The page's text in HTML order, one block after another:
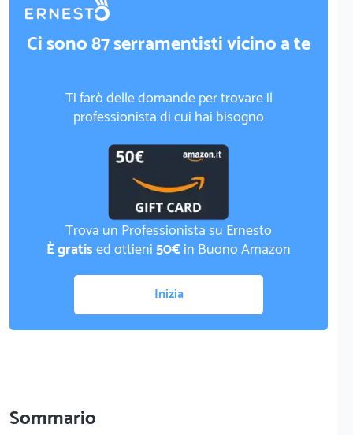
Ci sono 87 serramentisti vicino a te
Ti farò delle domande per trovare il
professionista di cui hai bisogno
Trova un Professionista su Ernesto
È gratised ottieni50€in Buono Amazon
Inizia
Sommario